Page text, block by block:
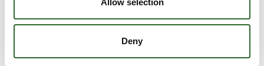
Allow selection
Deny